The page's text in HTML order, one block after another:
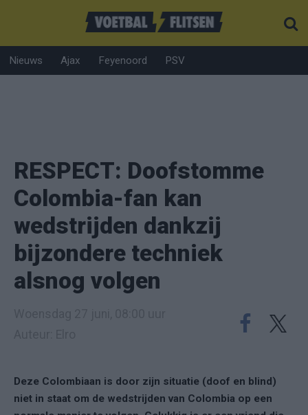
Nieuws Ajax Feyenoord PSV
RESPECT: Doofstomme
Colombia-fan kan
wedstrijden dankzij
bijzondere techniek
alsnog volgen
Deze Colombiaan is door zijn situatie (doof en blind)
niet in staat om de wedstrijden van Colombia op een